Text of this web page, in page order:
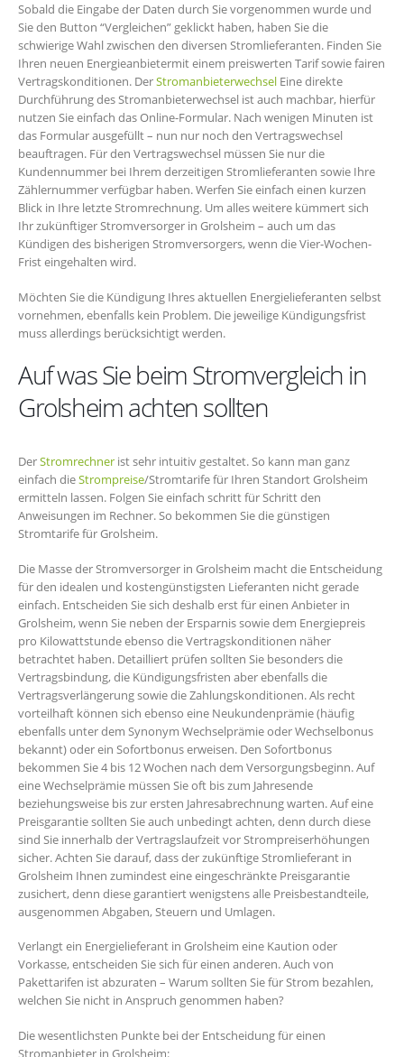
Sobald die Eingabe der Daten durch Sie vorgenommen wurde und
Sie den Button “Vergleichen” geklickt haben, haben Sie die
schwierige Wahl zwischen den diversen Stromlieferanten. Finden Sie
Ihren neuen Energieanbietermit einem preiswerten Tarif sowie fairen
Vertragskonditionen. DerStromanbieterwechsel Eine direkte
Durchführung des Stromanbieterwechsel ist auch machbar, hierfür
nutzen Sie einfach das Online-Formular. Nach wenigen Minuten ist
das Formular ausgefüllt – nun nur noch den Vertragswechsel
beauftragen. Für den Vertragswechsel müssen Sie nur die
Kundennummer bei Ihrem derzeitigen Stromlieferanten sowie Ihre
Zählernummer verfügbar haben. Werfen Sie einfach einen kurzen
Blick in Ihre letzte Stromrechnung. Um alles weitere kümmert sich
Ihr zukünftiger Stromversorger in Grolsheim – auch um das
Kündigen des bisherigen Stromversorgers, wenn die Vier-Wochen-
Frist eingehalten wird.
Möchten Sie die Kündigung Ihres aktuellen Energielieferanten selbst
vornehmen, ebenfalls kein Problem. Die jeweilige Kündigungsfrist
muss allerdings berücksichtigt werden.
Auf was Sie beim Stromvergleich in
Grolsheim achten sollten
DerStromrechner ist sehr intuitiv gestaltet. So kann man ganz
einfach dieStrompreise/Stromtarife für Ihren Standort Grolsheim
ermitteln lassen. Folgen Sie einfach schritt für Schritt den
Anweisungen im Rechner. So bekommen Sie die günstigen
Stromtarife für Grolsheim.
Die Masse der Stromversorger in Grolsheim macht die Entscheidung
für den idealen und kostengünstigsten Lieferanten nicht gerade
einfach. Entscheiden Sie sich deshalb erst für einen Anbieter in
Grolsheim, wenn Sie neben der Ersparnis sowie dem Energiepreis
pro Kilowattstunde ebenso die Vertragskonditionen näher
betrachtet haben. Detailliert prüfen sollten Sie besonders die
Vertragsbindung, die Kündigungsfristen aber ebenfalls die
Vertragsverlängerung sowie die Zahlungskonditionen. Als recht
vorteilhaft können sich ebenso eine Neukundenprämie (häufig
ebenfalls unter dem Synonym Wechselprämie oder Wechselbonus
bekannt) oder ein Sofortbonus erweisen. Den Sofortbonus
bekommen Sie 4 bis 12 Wochen nach dem Versorgungsbeginn. Auf
eine Wechselprämie müssen Sie oft bis zum Jahresende
beziehungsweise bis zur ersten Jahresabrechnung warten. Auf eine
Preisgarantie sollten Sie auch unbedingt achten, denn durch diese
sind Sie innerhalb der Vertragslaufzeit vor Strompreiserhöhungen
sicher. Achten Sie darauf, dass der zukünftige Stromlieferant in
Grolsheim Ihnen zumindest eine eingeschränkte Preisgarantie
zusichert, denn diese garantiert wenigstens alle Preisbestandteile,
ausgenommen Abgaben, Steuern und Umlagen.
Verlangt ein Energielieferant in Grolsheim eine Kaution oder
Vorkasse, entscheiden Sie sich für einen anderen. Auch von
Pakettarifen ist abzuraten – Warum sollten Sie für Strom bezahlen,
welchen Sie nicht in Anspruch genommen haben?
Die wesentlichsten Punkte bei der Entscheidung für einen
Stromanbieter in Grolsheim: